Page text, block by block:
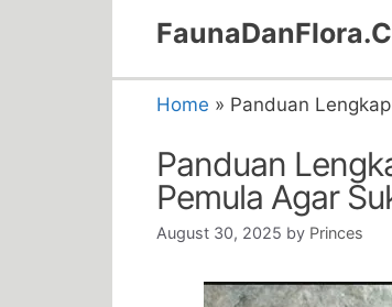
Home » Panduan
Panduan
Pemula Agar
August 30, 2025 by Princes